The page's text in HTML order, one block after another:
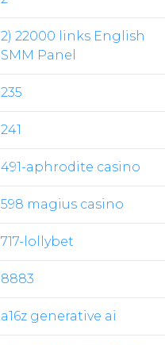
2) 22000 links English
SMM Panel
235
241
491-aphrodite casino
598 magius casino
717-lollybet
8883
a16z generative ai